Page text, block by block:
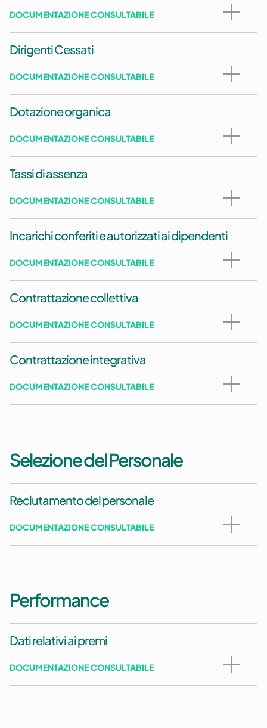
DOCUMENTAZIONE CONSULTABILE
Dirigenti Cessati
DOCUMENTAZIONE CONSULTABILE
Dotazione organica
DOCUMENTAZIONE CONSULTABILE
Tassi di assenza
DOCUMENTAZIONE CONSULTABILE
Incarichi conferiti e autorizzati ai dipendenti
DOCUMENTAZIONE CONSULTABILE
Contrattazione collettiva
DOCUMENTAZIONE CONSULTABILE
Contrattazione integrativa
DOCUMENTAZIONE CONSULTABILE
Selezione del Personale
Reclutamento del personale
DOCUMENTAZIONE CONSULTABILE
Performance
Dati relativi ai premi
DOCUMENTAZIONE CONSULTABILE